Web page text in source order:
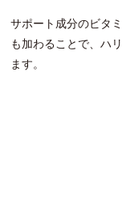
サポート成分のビタ
も加わることで、ハ
ます。